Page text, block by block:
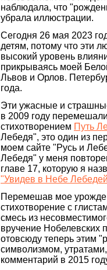
наблюдала, что
убрала иллюстрации.
Сегодня 26 мая 2023
детям, потому что эти
высокий уровень
прикрываясь моей
Львов и Орлов.
года.
Эти ужасные и
в 2009 году
стихотворением Путь
Лебедя", это один из
моем сайте "Русь и
Лебедя" у меня
главе 17, которую я
"Увидев в Небе
Перемешав мое
стихотворение с
смесь из
вручение Нобелевских
отовсюду теперь этим
символизмом,
комментарий в 2015